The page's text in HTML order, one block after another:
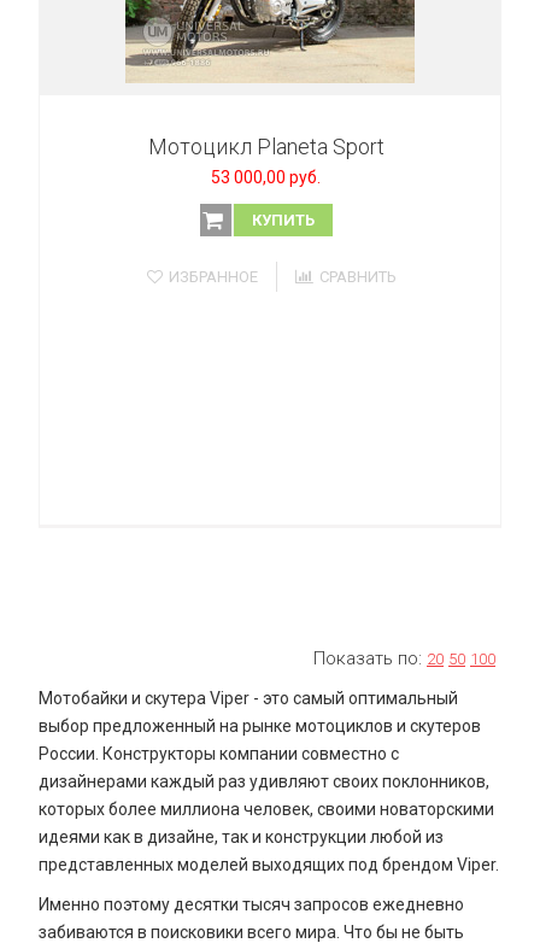
Мотоцикл Planeta Sport
53 000,00 руб.
КУПИТЬ
ИЗБРАННОЕ СРАВНИТЬ
Показать по: 20 50 100
Мотобайки и скутера Viper - это самый оптимальный
выбор предложенный на рынке мотоциклов и скутеров
России. Конструкторы компании совместно с
дизайнерами каждый раз удивляют своих поклонников,
которых более миллиона человек, своими новаторскими
идеями как в дизайне, так и конструкции любой из
представленных моделей выходящих под брендом Viper.
Именно поэтому десятки тысяч запросов ежедневно
забиваются в поисковики всего мира. Что бы не быть